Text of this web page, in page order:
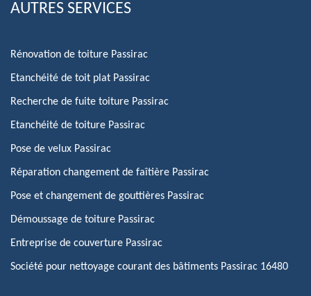
AUTRES SERVICES
Rénovation de toiture Passirac
Etanchéité de toit plat Passirac
Recherche de fuite toiture Passirac
Etanchéité de toiture Passirac
Pose de velux Passirac
Réparation changement de faîtière Passirac
Pose et changement de gouttières Passirac
Démoussage de toiture Passirac
Entreprise de couverture Passirac
Société pour nettoyage courant des bâtiments Passirac 16480